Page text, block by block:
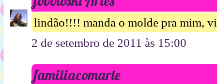
lindão!!!! manda o molde pra mim,
2 de setembro de 2011 às 15:00
familiacomarte